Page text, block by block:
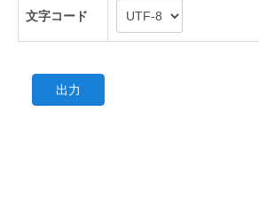
文字コード